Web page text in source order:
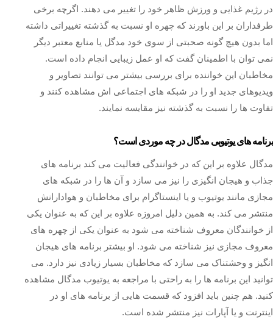
در رژیم غذایی و ورزش ظاهر خود را تغییر می‌ دهند. اگرچه برخی
طرفداران بر این باورند که چهره او نسبت به گذشته تغییراتی داشته
اما بدون هیچ گونه صحبتی از سوی خود مدگل یا منابع معتبر دیگر
نمی‌ توان با اطمینان گفت که او عمل زیبایی انجام داده است.
مخاطبان این خواننده برای بررسی بیشتر می توانند تصاویر و
ویدیوهای جدید او را در شبکه‌ های اجتماعی‌ اش مشاهده کنند و
تفاوت‌ ها را نسبت به گذشته نیز مقایسه نمایند.
برنامه های یوتیوبی مدگال در چه موردی است؟
مدگال علاوه بر این که در خوانندگی فعالیت می‌ کند برنامه های
جذاب و هیجان انگیزی را نیز می سازد و آن ها را در شبکه های
مجازی مانند یوتیوب و یا اینستاگرام برای مخاطبان و هوادارانش
منتشر می‌ کند. به همین دلیل امروزه علاوه بر این که به عنوان یکی
از خوانندگان معروف شناخته می شود به عنوان یکی از چهره های
معروف مجازی نیز شناخته می‌ شود. او بیشتر برنامه های هیجان
انگیز و وحشتناک می‌ سازد که مخاطبان بسیار زیادی نیز دارد. می‌
توانید این برنامه‌ ها را به راحتی با مراجعه به یوتیوب مدگال مشاهده
کنید. هم چنین باید افزود که قسمت‌ هایی از برنامه‌ های او در
اینترنت و یا آپارات نیز منتشر شده است.